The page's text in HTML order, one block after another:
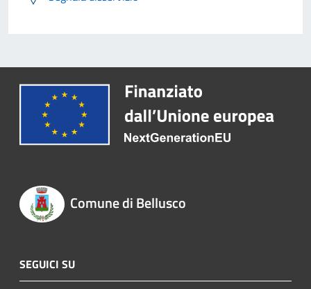
Comune di Bellusco
SEGUICI SU